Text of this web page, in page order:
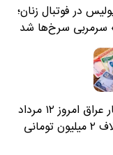
در فوتبال زنان؛
سرمربی سرخ‌ها شد
قیمت دینار عراق امروز ۱۲ مرداد
۱۴۰۵؛ اختلاف ۲ میلیون تومانی